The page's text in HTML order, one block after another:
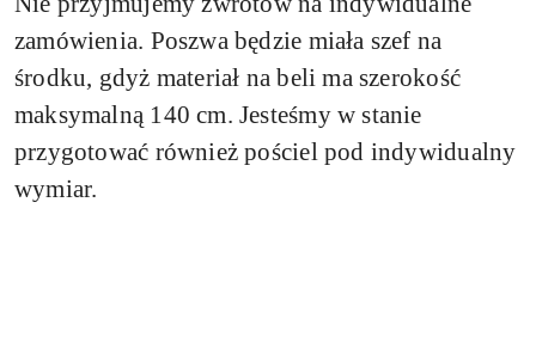
zamówienia. Poszwa będzie miała szef na
środku, gdyż materiał na beli ma szerokość
maksymalną 140 cm. Jesteśmy w stanie
przygotować również pościel pod indywidualny
wymiar.